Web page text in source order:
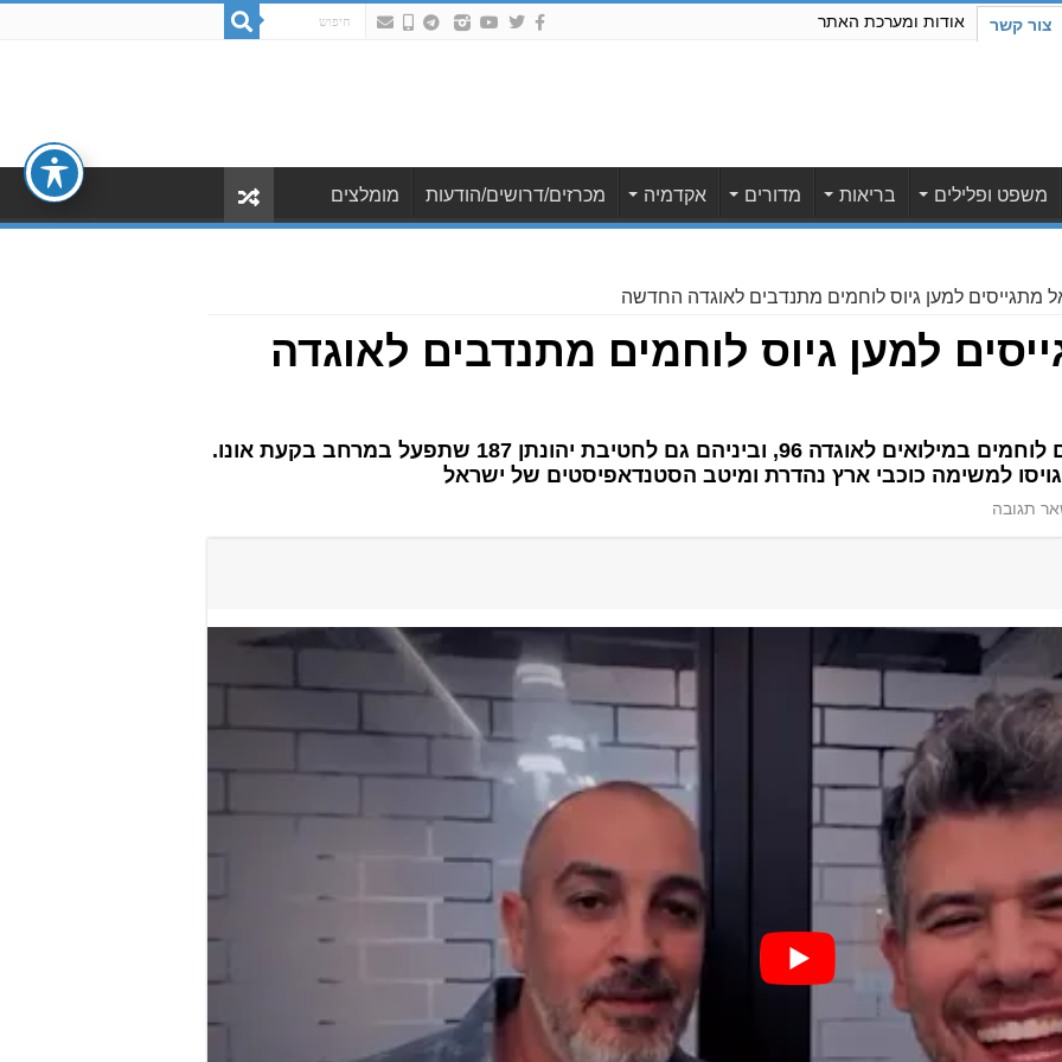
צור קשר אודות ומערכת האתר
משפט ופלילים בריאות מדורים אקדמיה מכרזים/דרושים/הודעות מומלצים
מתגייסים למען גיוס לוחמים מתנדבים לאוגדה החדשה
למען גיוס לוחמים מתנדבים לאוגדה
בימים אלה פועל צה"ל לגייס קצינים לוחמים במילואים לאוגדה 96, וביניהם גם לחטיבת יהונתן 187 שתפעל במרחב בקעת אונו.
גויסו למשימה כוכבי ארץ נהדרת ומיטב הסטנדאפיסטים של ישראל
תגובה